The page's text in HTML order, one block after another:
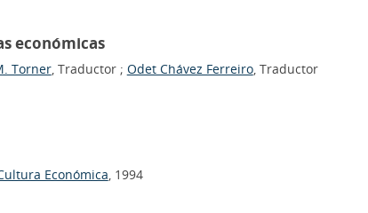
económicas
Torner, Traductor ; Odet Chávez Ferreiro, Traductor
Económica, 1994